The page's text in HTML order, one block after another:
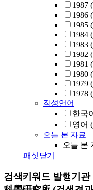
1987
1986
1985
1984
1983
1982
1981
1980
1979
1978
작성언어
한국
영어
오늘 본 자료
오늘 본
패싯닫기
검색키워드 발행기